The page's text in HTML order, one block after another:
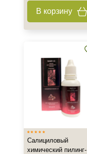
В корзину
Салициловый
химический пилинг-